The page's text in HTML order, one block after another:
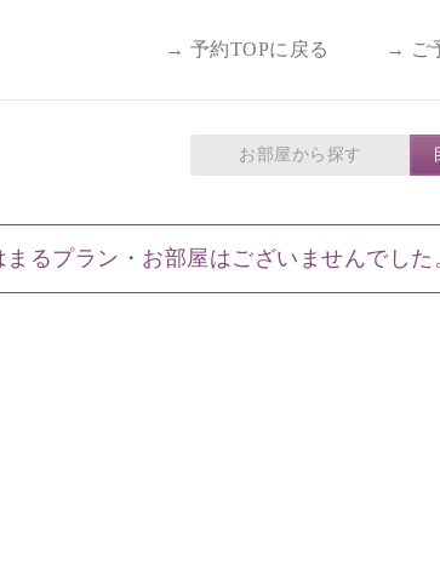
→ 予約TOPに戻る → ご
お部屋から探す
るプラン・お部屋はございませんでした